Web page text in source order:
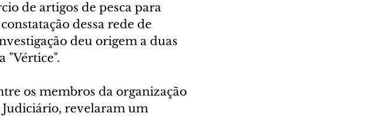
de artigos de pesca para
dessa rede de
deu origem a duas
"Vértice".
os membros da organização
revelaram um